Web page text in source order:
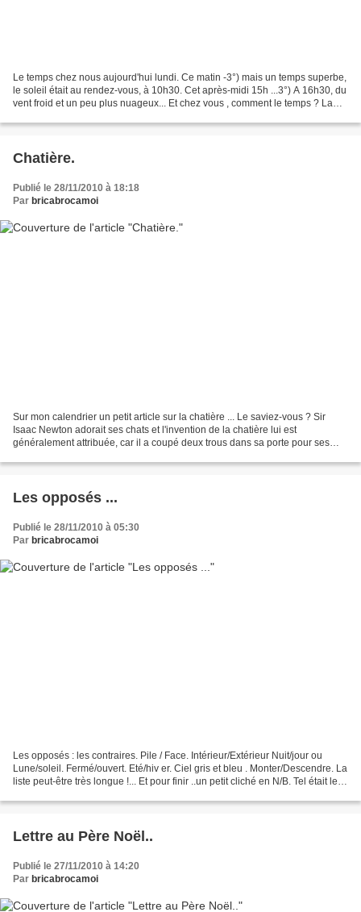
Le temps chez nous aujourd'hui lundi. Ce matin -3°) mais un temps superbe,
le soleil était au rendez-vous, à 10h30. Cet après-midi 15h ...3°) A 16h30, du
vent froid et un peu plus nuageux... Et chez vous , comment le temps ? La
Chatière.
Publié le 28/11/2010 à 18:18
Par bricabrocamoi
Sur mon calendrier un petit article sur la chatière ... Le saviez-vous ? Sir
Isaac Newton adorait ses chats et l'invention de la chatière lui est
généralement attribuée, car il a coupé deux trous dans sa porte pour ses
Les opposés ...
Publié le 28/11/2010 à 05:30
Par bricabrocamoi
Les opposés : les contraires. Pile / Face. Intérieur/Extérieur Nuit/jour ou
Lune/soleil. Fermé/ouvert. Eté/hiv er. Ciel gris et bleu . Monter/Descendre. La
liste peut-être très longue !... Et pour finir ..un petit cliché en N/B. Tel était le
Lettre au Père Noël..
Publié le 27/11/2010 à 14:20
Par bricabrocamoi